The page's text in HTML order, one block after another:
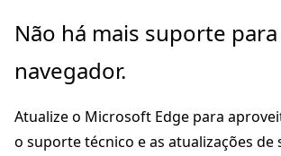
Pular
o
principal
Não há mais suporte
navegador.
Atualize o Microsoft Edge para
o suporte técnico e as atualizações de